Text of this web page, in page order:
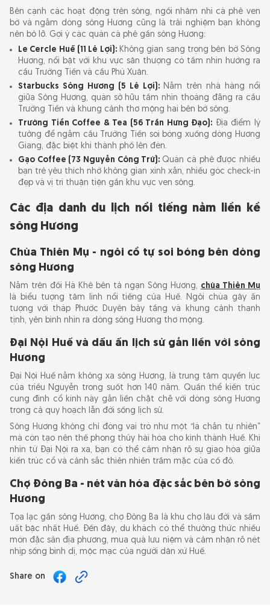
Bên cạnh các hoạt động trên sông, ngồi nhâm nhi cà phê ven
bờ và ngắm dòng sông Hương cũng là trải nghiệm bạn không
nên bỏ lỡ. Gợi ý các quán cà phê gần sông Hương:
Le Cercle Huế (11 Lê Lợi):Không gian sang trọng bên bờ Sông
Hương, nổi bật với khu vực sân thượng có tầm nhìn hướng ra
cầu Trường Tiền và cầu Phú Xuân.
Starbucks Sông Hương (5 Lê Lợi): Nằm trên nhà hàng nổi
giữa Sông Hương, quán sở hữu tầm nhìn thoáng đãng ra cầu
Trường Tiền và khung cảnh thơ mộng hai bên bờ sông.
Trường Tiền Coffee & Tea (56 Trần Hưng Đạo): Địa điểm lý
tưởng để ngắm cầu Trường Tiền soi bóng xuống dòng Hương
Giang, đặc biệt khi thành phố lên đèn.
Gạo Coffee (73 Nguyễn Công Trứ): Quán cà phê được nhiều
bạn trẻ yêu thích nhờ không gian xinh xắn, nhiều góc check-in
đẹp và vị trí thuận tiện gần khu vực ven sông.
Các địa danh du lịch nổi tiếng nằm liền kề
sông Hương
Chùa Thiên Mụ - ngôi cổ tự soi bóng bên dòng
sông Hương
Nằm trên đồi Hà Khê bên tả ngạn Sông Hương, chùa Thiên Mụ
là biểu tượng tâm linh nổi tiếng của Huế. Ngôi chùa gây ấn
tượng với tháp Phước Duyên bảy tầng và khung cảnh thanh
tịnh, yên bình nhìn ra dòng sông Hương thơ mộng.
Đại Nội Huế và dấu ấn lịch sử gắn liền với sông
Hương
Đại Nội Huế nằm không xa sông Hương, là trung tâm quyền lực
của triều Nguyễn trong suốt hơn 140 năm. Quần thể kiến trúc
cung đình cổ kính này gắn liền chặt chẽ với dòng sông Hương
trong cả quy hoạch lẫn đời sống lịch sử.
Sông Hương không chỉ đóng vai trò như một “lá chắn tự nhiên”
mà còn tạo nên thế phong thủy hài hòa cho kinh thành Huế. Khi
nhìn từ Đại Nội ra xa, bạn có thể cảm nhận rõ sự giao hòa giữa
kiến trúc cổ và cảnh sắc thiên nhiên trầm mặc của cố đô.
Chợ Đông Ba - nét văn hóa đặc sắc bên bờ sông
Hương
Tọa lạc gần sông Hương, chợ Đông Ba là khu chợ lâu đời và sầm
uất bậc nhất Huế. Đến đây, du khách có thể thưởng thức nhiều
món đặc sản địa phương, mua quà lưu niệm và cảm nhận rõ nét
nhịp sống bình dị, mộc mạc của người dân xứ Huế.
Share on